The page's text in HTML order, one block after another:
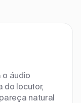
o áudio
do locutor,
natural